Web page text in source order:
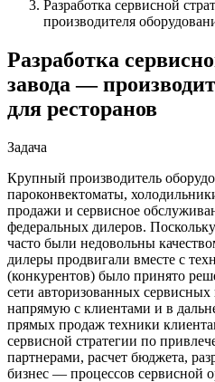
Разработка сервисной
производителя
Разработка
завода —
для ресторанов
Задача
Крупный производитель
пароконвектоматы,
продажи и сервисное
федеральных дилеров.
часто были недовольны
дилеры продвигали вместе с
(конкурентов) было принято
сети авторизованных
напрямую с клиентами и в
прямых продаж техники
сервисной стратегии по
партнерами, расчет бюджета,
бизнес — процессов сервисной